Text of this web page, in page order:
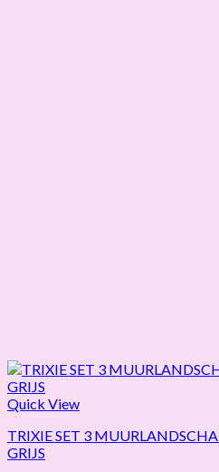
Quick View
TRIXIE SET 3
GRIJS